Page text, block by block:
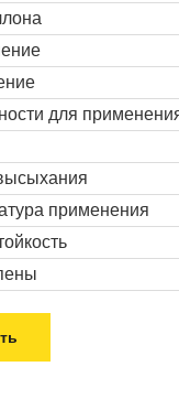
для
применения